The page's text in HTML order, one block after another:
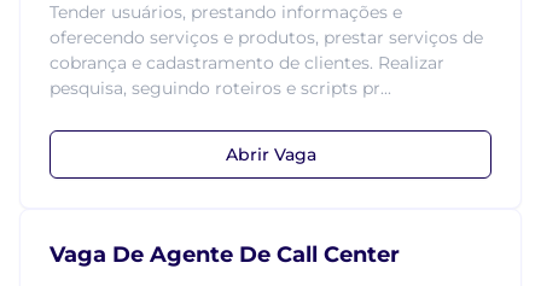
Tender usuários, prestando informações e
oferecendo serviços e produtos, prestar serviços de
cobrança e cadastramento de clientes. Realizar
pesquisa, seguindo roteiros e scripts pr...
Abrir Vaga
Vaga De Agente De Call Center